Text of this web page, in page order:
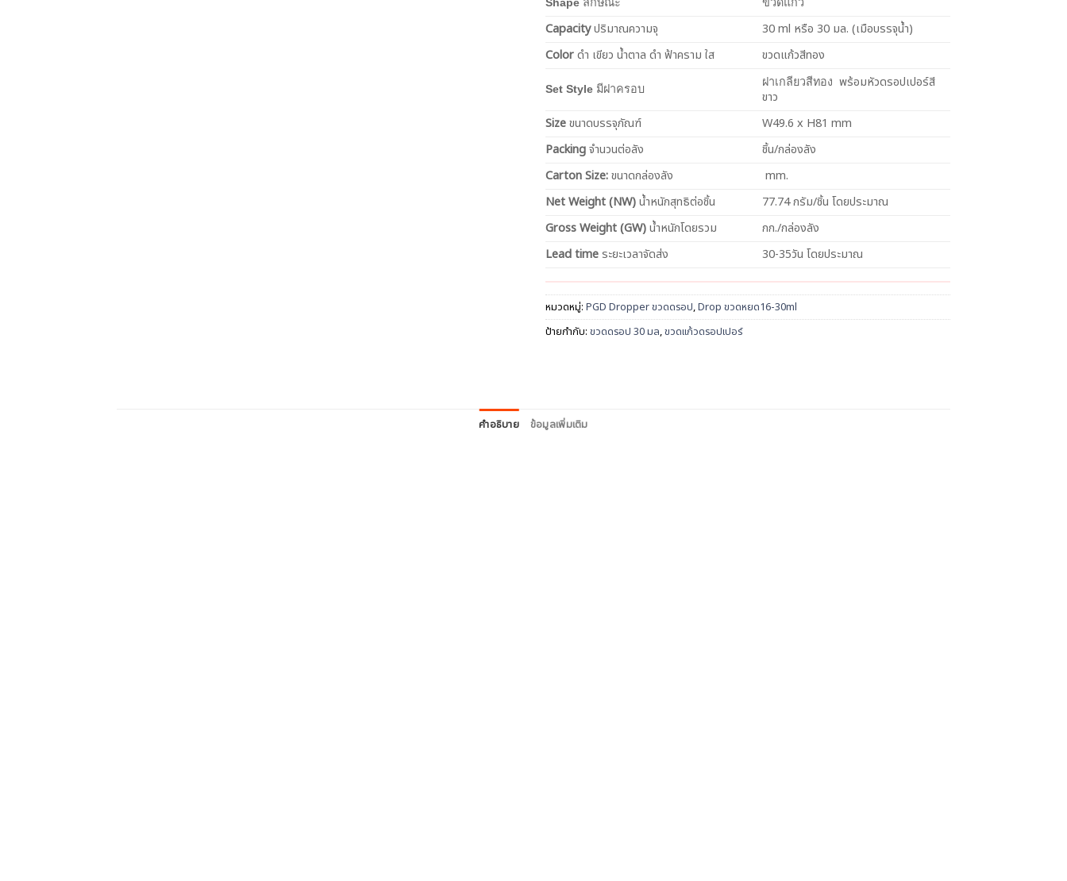
Capacityปริมาณความจุ
30 ml หรือ 30 มล. (เมือบรรจุน้ำ)
Colorดำ เขียว น้ำตาล ดำ ฟ้าคราม ใส ขวดแก้วสีทอง
Set Style มีฝาครอบ
ฝาเกลียวสีทอง พร้อมหัวดรอปเปอร์สี
ขาว
Sizeขนาดบรรจุภัณฑ์
W49.6 x H81 mm
Packingจำนวนต่อลัง
ชิ้น/กล่องลัง
Carton Size:ขนาดกล่องลัง
mm.
NetWeight (NW)น้ำหนักสุทธิต่อชิ้น
77.74 กรัม/ชิ้น โดยประมาณ
Gross Weight (GW)น้ำหนักโดยรวม
กก./กล่องลัง
Lead time ระยะเวลาจัดส่ง 30-35วัน โดยประมาณ
หมวดหมู่: PGD Dropper ขวดดรอป,Drop ขวดหยด16-30ml
ป้ายกำกับ: ขวดดรอป 30 มล,ขวดแก้วดรอปเปอร์
คำอธิบาย ข้อมูลเพิ่มเติม